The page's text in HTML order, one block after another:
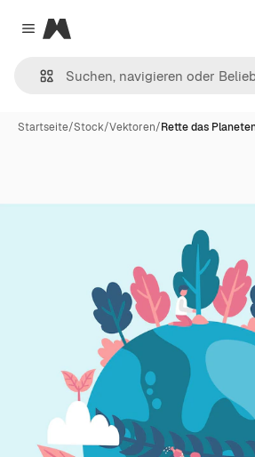
Close menu
Magnific
Startseite/Stock/Vektoren/Rette das